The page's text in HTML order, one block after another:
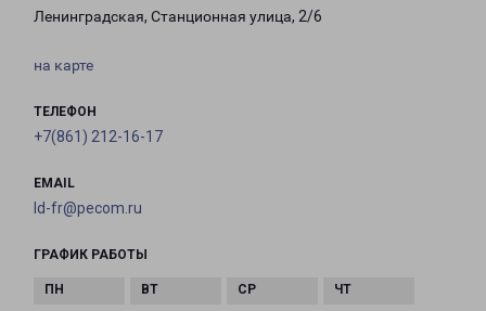
Ленинградская, Станционная улица, 2/6
на карте
ТЕЛЕФОН
+7(861) 212-16-17
EMAIL
ld-fr@pecom.ru
ГРАФИК РАБОТЫ